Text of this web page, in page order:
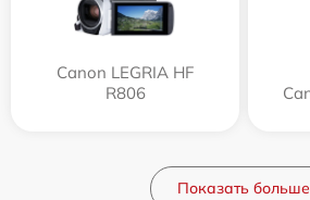
Canon LEGRIA HF
R806
Показать больше